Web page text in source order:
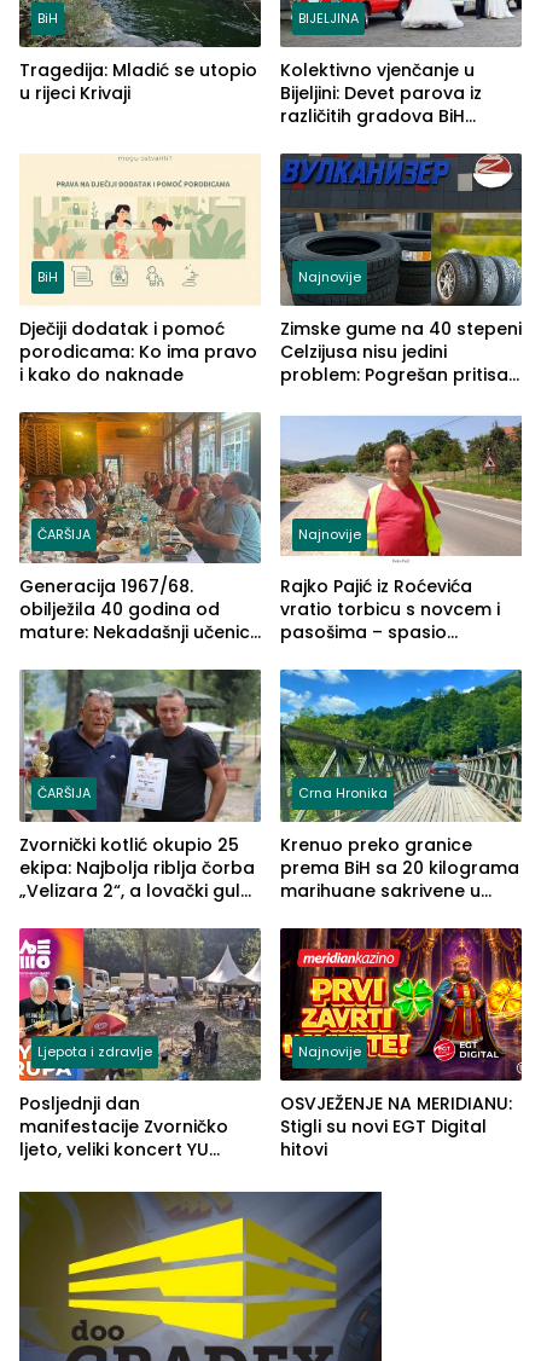
BiH
Tragedija: Mladić se utopio
u rijeci Krivaji
BIJELJINA
Kolektivno vjenčanje u
Bijeljini: Devet parova iz
različitih gradova BiH
BiH
Dječiji dodatak i pomoć
porodicama: Ko ima pravo
i kako do naknade
Najnovije
Zimske gume na 40 stepeni
Celzijusa nisu jedini
problem: Pogrešan pritisak
ČARŠIJA
Generacija 1967/68.
obilježila 40 godina od
mature: Nekadašnji učenici
(FOTO)
Najnovije
Rajko Pajić iz Roćevića
vratio torbicu s novcem i
pasošima – spasio
Grčkoj
ČARŠIJA
Zvornički kotlić okupio 25
ekipa: Najbolja riblja čorba
„Velizara 2“, a lovački gulaš
Crna Hronika
Krenuo preko granice
prema BiH sa 20 kilograma
marihuane sakrivene u
Ljepota i zdravlje
Posljednji dan
manifestacije Zvorničko
ljeto, veliki koncert YU
ove godine
Najnovije
OSVJEŽENJE NA MERIDIANU:
Stigli su novi EGT Digital
hitovi